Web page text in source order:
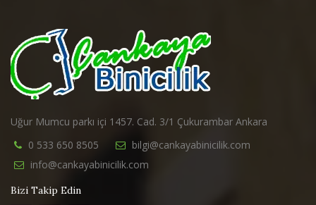
Uğur Mumcu parkı içi 1457. Cad. 3/1 Çukurambar Ankara
0 533 650 8505
bilgi@cankayabinicilik.com
info@cankayabinicilik.com
Bizi Takip Edin